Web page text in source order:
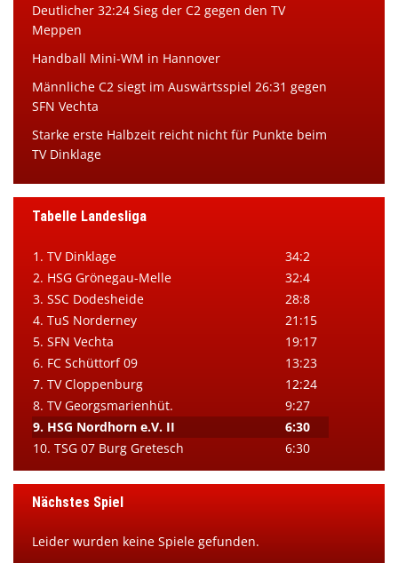
Deutlicher 32:24 Sieg der C2 gegen den TV
Meppen
Handball Mini-WM in Hannover
Männliche C2 siegt im Auswärtsspiel 26:31 gegen
SFN Vechta
Starke erste Halbzeit reicht nicht für Punkte beim
TV Dinklage
Tabelle Landesliga
1. TV Dinklage
34:2
2. HSG Grönegau-Melle
32:4
3. SSC Dodesheide
28:8
4. TuS Norderney
21:15
5. SFN Vechta
19:17
6. FC Schüttorf 09
13:23
7. TV Cloppenburg
12:24
8. TV Georgsmarienhüt.
9:27
9. HSG Nordhorn e.V. II
6:30
10. TSG 07 Burg Gretesch
6:30
Nächstes Spiel
Leider wurden keine Spiele gefunden.